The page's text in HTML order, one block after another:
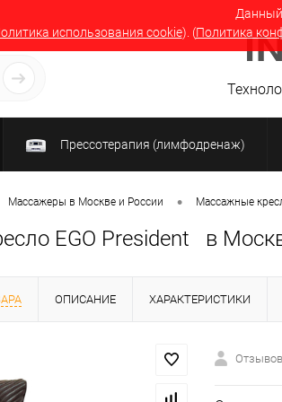
Данный
использования cookie). (Политика
Прессотерапия (лимфодренаж)
Массажеры в Москве и России • Массажные
EGO President в
ОПИСАНИЕ ХАРАКТЕРИСТИКИ